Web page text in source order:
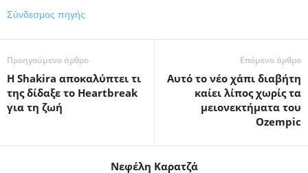
Σύνδεσμος πηγής
Προηγούμενο άρθρο
Η Shakira αποκαλύπτει τι
της δίδαξε το Heartbreak
για τη ζωή
Επόμενο άρθρο
Αυτό το νέο χάπι διαβήτη
καίει λίπος χωρίς τα
μειονεκτήματα του
Ozempic
Νεφέλη Καρατζά